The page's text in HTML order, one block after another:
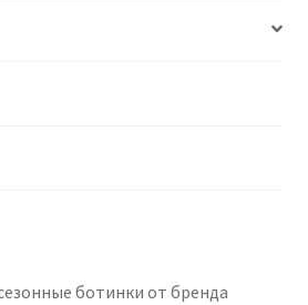
ботинки от бренда